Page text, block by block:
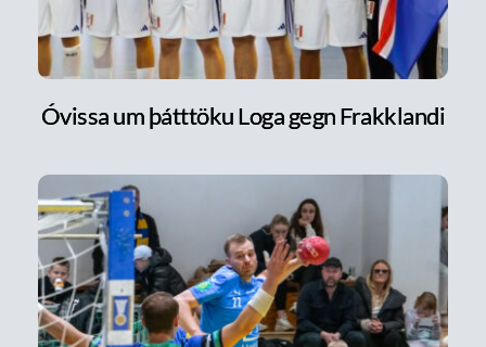
Óvissa um þátttöku Loga gegn Frakklandi